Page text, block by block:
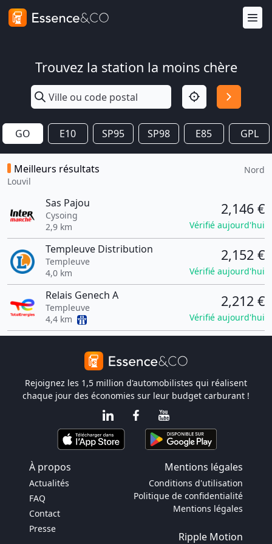
Trouvez la station la moins chère
GO E10 SP95 SP98 E85 GPL
Meilleurs résultats
Louvil
Nord
Sas Pajou
Cysoing
2,9 km
2,146 €
Vérifié aujourd'hui
Templeuve Distribution
Templeuve
4,0 km
2,152 €
Vérifié aujourd'hui
Relais Genech A
Templeuve
4,4 km
2,212 €
Vérifié aujourd'hui
Rejoignez les 1,5 million d'automobilistes qui réalisent
chaque jour des économies sur leur budget carburant !
À propos Mentions légales
Actualités
FAQ
Contact
Presse
Conditions d'utilisation
Politique de confidentialité
Mentions légales
Ripple Motion